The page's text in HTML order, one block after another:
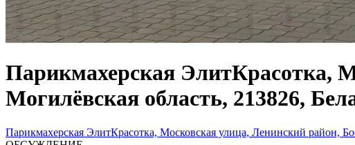
Парикмахерская ЭлитКрасотка,
Могилёвская область, 213826,
Парикмахерская ЭлитКрасотка, Московская улица, Ленинский район,